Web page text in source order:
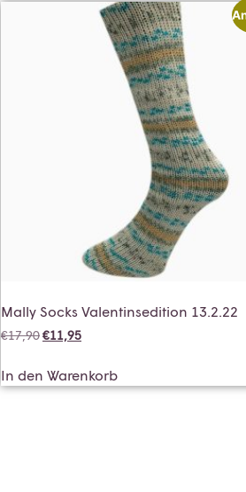
Mally Socks Valentinsedition 13.2.22
€17,90€11,95
In den Warenkorb